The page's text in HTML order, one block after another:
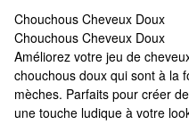
Chouchous Cheveux Doux
Chouchous Cheveux Doux
Chouchous Cheveux Doux
Améliorez votre jeu de
chouchous doux qui sont à la
mèches. Parfaits pour créer
une touche ludique à votre